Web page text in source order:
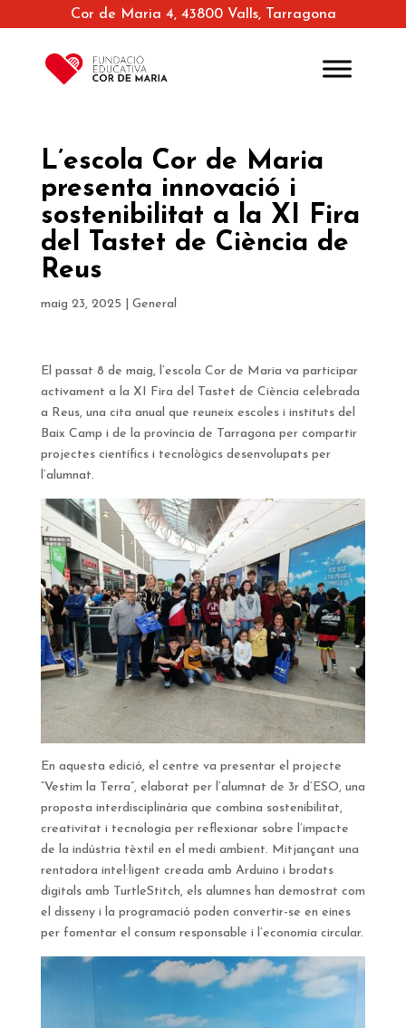
Cor de Maria 4, 43800 Valls, Tarragona
L’escola Cor de Maria
presenta innovació i
sostenibilitat a la XI Fira
del Tastet de Ciència de
Reus
maig 23, 2025 General
El passat 8 de maig, l’escola Cor de Maria va participar
activament a la XI Fira del Tastet de Ciència celebrada
a Reus, una cita anual que reuneix escoles i instituts del
Baix Camp i de la província de Tarragona per compartir
projectes científics i tecnològics desenvolupats per
l’alumnat.
En aquesta edició, el centre va presentar el projecte
“Vestim la Terra”, elaborat per l’alumnat de 3r d’ESO, una
proposta interdisciplinària que combina sostenibilitat,
creativitat i tecnologia per reflexionar sobre l’impacte
de la indústria tèxtil en el medi ambient. Mitjançant una
rentadora intel·ligent creada amb Arduino i brodats
digitals amb TurtleStitch, els alumnes han demostrat com
el disseny i la programació poden convertir-se en eines
per fomentar el consum responsable i l’economia circular.